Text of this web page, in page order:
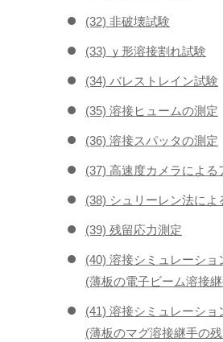
(32) 非破壊試験
(33) ｙ形溶接割れ試験
(34) バレストレイン試験
(35) 溶接ヒュームの測定
(36) 溶接スパッタの測定
(37) 高速度カメラによる
(38) シュリーレン法に
(39) 残留応力測定
(40) 溶接シミュレーショ
(薄板の電子ビーム溶接
(41) 溶接シミュレーショ
(薄板のマグ溶接継手の